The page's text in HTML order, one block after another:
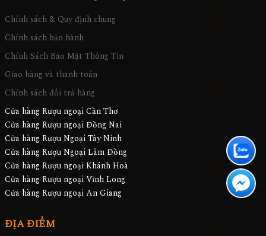
Chính sách & Quy định chung
Chính sách bảo hành
Chính Sách Bảo Mật Thông Tin
Giao hàng và thanh toán
Chính sách đổi trả hàng
Cửa hàng Rượu ngoại Cần Thơ
Cửa hàng Rượu ngoại Đồng Nai
Cửa hàng Rượu Ngoại Tây Ninh
Cửa hàng Rượu Ngoại Lâm Đồng
Cửa hàng Rượu ngoại Khánh Hoà
Cửa hàng Rượu ngoại Vĩnh Long
Cửa hàng Rượu ngoại An Giang
ĐỊA ĐIỂM